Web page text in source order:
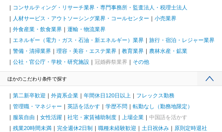
コンサルティング・リサーチ業界・専門事務所・監査法人・税理士法人
人材サービス・アウトソーシング業界・コールセンター
小売業界
外食産業・飲食業界
運輸・物流業界
エネルギー（電力・ガス・石油・新エネルギー）業界
旅行・宿泊・レジャー業界
警備・清掃業界
理容・美容・エステ業界 教育業界
農林水産・鉱業
公社・官公庁・学校・研究施設
冠婚葬祭業界 その他
ほかのこだわり条件で探す
第二新卒歓迎 外資系企業 年間休日120日以上
フレックス勤務
管理職・マネジャー
英語を活かす 学歴不問
転勤なし（勤務地限定）
服装自由
女性活躍 社宅・家賃補助制度 上場企業
中国語を活かす
残業20時間未満
完全週休2日制 職種未経験歓迎 土日祝休み
原則定時退社